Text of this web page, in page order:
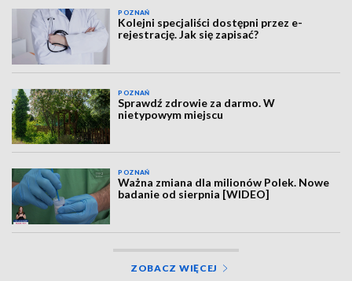
POZNAŃ
Kolejni specjaliści dostępni przez e-
rejestrację. Jak się zapisać?
POZNAŃ
Sprawdź zdrowie za darmo. W
nietypowym miejscu
POZNAŃ
Ważna zmiana dla milionów Polek. Nowe
badanie od sierpnia [WIDEO]
ZOBACZ WIĘCEJ